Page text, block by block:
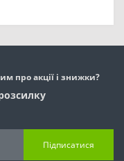
про акції і знижки?
Підписатися